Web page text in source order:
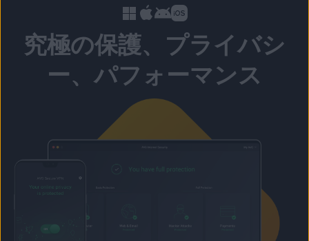
究極の保護、プライバシ
ー、パフォーマンス